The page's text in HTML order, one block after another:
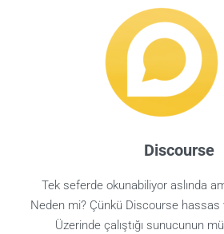
Discourse
Tek seferde okunabiliyor aslında
Neden mi? Çünkü Discourse hassas
Üzerinde çalıştığı sunucunun